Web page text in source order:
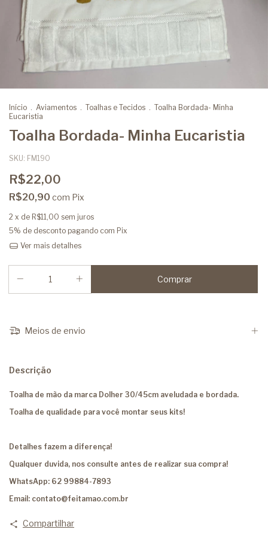
Início . Aviamentos . Toalhas e Tecidos . Toalha Bordada- Minha
Eucaristia
Toalha Bordada- Minha Eucaristia
SKU: FM190
R$22,00
R$20,90 com Pix
2 x de R$11,00 sem juros
5% de desconto pagando com Pix
Ver mais detalhes
Meios de envio
Descrição
Toalha de mão da marca Dolher 30/45cm aveludada e bordada.
Toalha de qualidade para você montar seus kits!
Detalhes fazem a diferença!
Qualquer duvida, nos consulte antes de realizar sua compra!
WhatsApp: 62 99884-7893
Email: contato@feitamao.com.br
Compartilhar